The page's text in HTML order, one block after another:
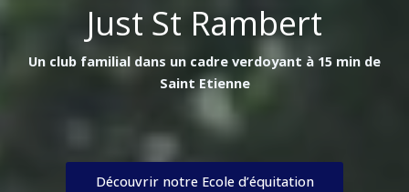
Just St Rambert
Un club familial dans un cadre verdoyant à 15 min de
Saint Etienne
Découvrir notre Ecole d’équitation